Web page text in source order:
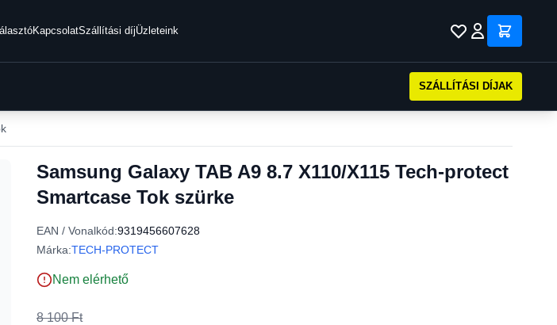
KapcsolatSzállítási díjÜzleteink
SZÁLLÍTÁSI DÍJAK
Samsung Galaxy TAB A9 8.7 X110/X115 Tech-protect
Smartcase Tok szürke
EAN / Vonalkód:9319456607628
Márka:TECH-PROTECT
Nem elérhető
8 100 Ft